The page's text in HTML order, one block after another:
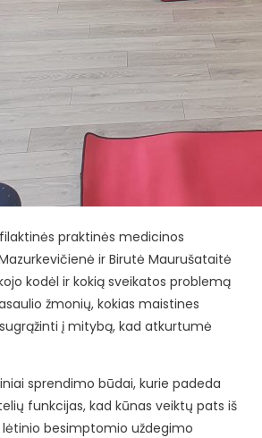
praktinės medicinos
ir Birutė Maurušataitė
kodėl ir kokią sveikatos problemą
žmonių, kokias maistines
į mitybą, kad atkurtumė
sprendimo būdai, kurie padeda
funkcijas, kad kūnas veiktų pats iš
besimptomio uždegimo